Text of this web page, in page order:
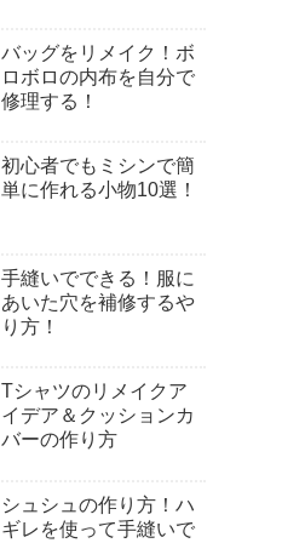
バッグをリメイク！ボ
ロボロの内布を自分で
修理する！
初心者でもミシンで簡
単に作れる小物10選！
手縫いでできる！服に
あいた穴を補修するや
り方！
Tシャツのリメイクア
イデア＆クッションカ
バーの作り方
シュシュの作り方！ハ
ギレを使って手縫いで